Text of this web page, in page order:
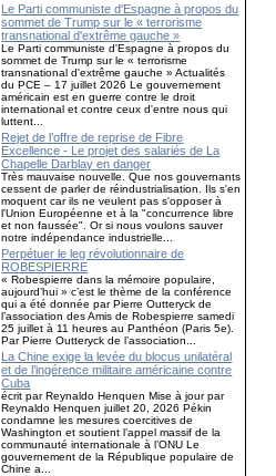
Le Parti communiste d'Espagne à propos du
sommet de Trump sur le « terrorisme
transnational d'extrême gauche »
Le Parti communiste d'Espagne à propos du
sommet de Trump sur le « terrorisme
transnational d'extrême gauche » Actualités
du PCE – 17 juillet 2026 Le gouvernement
américain est en guerre contre le droit
international et contre ceux d'entre nous qui
luttent...
Rejet de l’offre de reprise de Fibre
Excellence - Le projet des salariés de La
Chapelle Darblay en danger
Très mauvaise nouvelle. Que nos gouvernants
cessent de parler de réindustrialisation. Ils s'en
moquent car ils ne veulent pas s'opposer à
l'Union Européenne et à la "concurrence libre
et non faussée". Or si nous voulons sauver
notre indépendance industrielle...
Perpétuer le leg révolutionnaire de
ROBESPIERRE
« Robespierre dans la mémoire populaire,
aujourd’hui » c’est le thème de la conférence
qui a été donnée par Pierre Outteryck de
l’association des Amis de Robespierre samedi
25 juillet à 11 heures au Panthéon (Paris 5e).
Par Pierre Outteryck de l’association...
La Chine exige la levée du blocus unilatéral
et de l’ingérence militaire américaine contre
Cuba
écrit par Reynaldo Henquen Mise à jour par
Reynaldo Henquen juillet 20, 2026 Pékin
condamne les mesures coercitives de
Washington et soutient l’appel massif de la
communauté internationale à l’ONU Le
gouvernement de la République populaire de
Chine a...